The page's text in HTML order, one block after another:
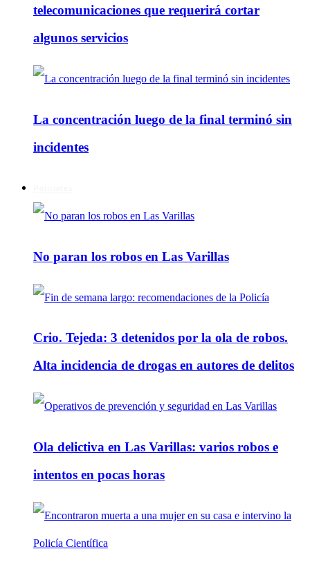
telecomunicaciones que requerirá cortar
algunos servicios
La concentración luego de la final terminó sin
incidentes
No paran los robos en Las Varillas
Crio. Tejeda: 3 detenidos por la ola de robos.
Alta incidencia de drogas en autores de delitos
Ola delictiva en Las Varillas: varios robos e
intentos en pocas horas